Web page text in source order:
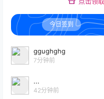
今日签到
ggughghg
7分钟前
...
42分钟前